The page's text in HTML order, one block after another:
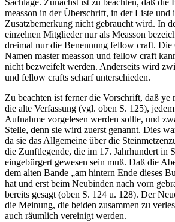
Sachlage. Zunächst ist zu beachten, daß die
measson in der Überschrift, in der Liste und
Zusatzbemerkung nicht gebraucht wird. In
einzelnen Mitglieder nur als Measson
dreimal nur die Benennung fellow craft.
Namen master measson und fellow craft
nicht bezweifelt werden. Anderseits wird
und fellow crafts scharf unterschieden.
Zu beachten ist ferner die Vorschrift, daß ye
die alte Verfassung (vgl. oben S. 125),
Aufnahme vorgelesen werden sollte, und
Stelle, denn sie wird zuerst genannt. Dies
da sie das Allgemeine über die
die Zunftlegende, die im 17. Jahrhundert in
eingebürgert gewesen sein muß. Daß die
dem alten Bande „am hintern Ende dieses
hat und erst beim Neubinden nach vorn
bereits gesagt (oben S. 124 u. 128). Der
die Meinung, die beiden zusammen zu
auch räumlich vereinigt werden.